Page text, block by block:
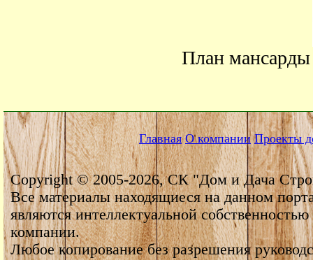
План мансарды
Главная О компании Проекты
Copyright © 2005-2026, СК "Дом и Дача
Все материалы находящиеся на данном
являются интеллектуальной собственностью
компании.
Любое копирование без разрешения